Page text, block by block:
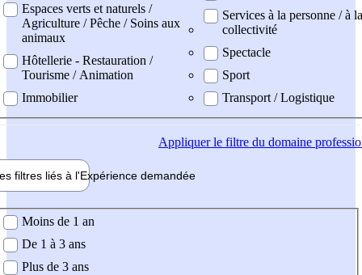
Espaces verts et naturels /
Agriculture / Pêche / Soins aux
animaux
Hôtellerie - Restauration /
Tourisme / Animation
Immobilier
Services à la personne / à la
collectivité
Spectacle
Sport
Transport / Logistique
Appliquerle filtre du domaine
filtres liés à l'Expérience demandée
demandée
Moins de 1 an
De 1 à 3 ans
Plus de 3 ans